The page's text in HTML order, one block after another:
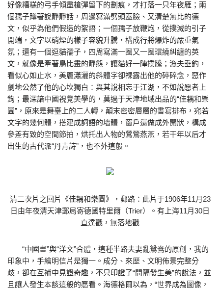
好像糟糕的弓手傾盡槍彈留下的劃痕，才打落一只年夜雁；兩
個孺子蹲著說靜靜話，周邊寫滿劈頭蓋臉、又清楚無比的德
文，似乎為他們假造的絮語；一個孺子放鞭炮，從撲滅的引子
開端，文字以硝煙的樣子容貌升騰，構成行將爆炸的嚴重氣
氛；還有一個逗貓孺子，四周寫滿一圈又一圈環繞糾纏的英
文，就像是牽著鳥比畫的靜態，讓貓好一陣撲騰；漁夫垂釣，
看似心如止水，美麗瀟灑的斜體字卻裸露出他的碎碎念，惡作
劇地公然了他的心坎獨白：與其說相忘于江湖，不如說愿者上
鉤；最深諳中國視覺美學的，莫過于天津地域出品的“佳耦和樂
圖”，原來是舞臺上的二人轉，顛末密密層層的書寫排布，宛若
文字的幾何體，搭建成詞語的墻體，窗戶還做成外開狀，構成
參差有致的空間節拍，烘托出人物的鶯鶯燕燕，若干年以后才
出生的古代派“丹青詩”，也不外這般。
清二次片之回片《佳耦和樂圖》，郵路：此片于1906年11月23
日由年夜清天津郵局寄德國特里爾（Trier）。有上海11月30日
直達戳，無落地戳
“中國畫”與“洋文”合體，這種半路夫妻亂鴛鴦的原創，我的
印象中，手繪明信片是獨一。成分、來歷、文明佈景完整分
歧，卻在互補中見證奇趣，不只印證了“間隔發生美”的說法，並
且讓人發生本該這般的愿看。海德格爾以為，“世界成為圖像，